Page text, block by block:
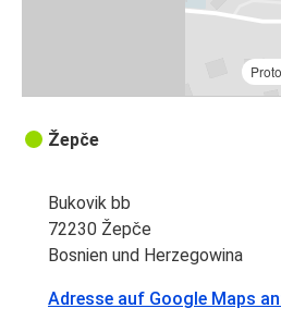
Žepče
Bukovik bb
72230 Žepče
Bosnien und Herzegowina
Adresse auf Google Maps